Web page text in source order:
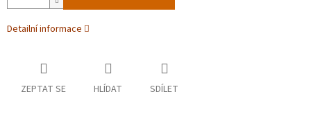
Detailní informace
ZEPTAT SE HLÍDAT SDÍLET